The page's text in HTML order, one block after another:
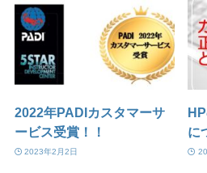
2022年PADIカスタマーサ
ービス受賞！！
2023年2月2日
に